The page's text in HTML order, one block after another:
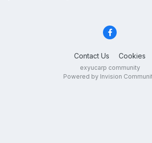
Contact Us Cookies
exyucarp community
Powered by Invision